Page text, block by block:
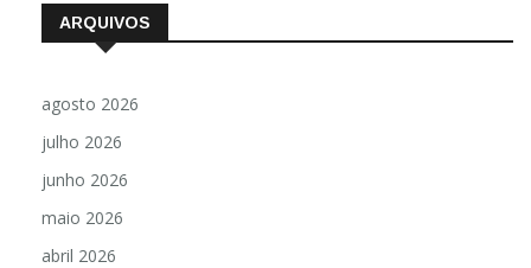
ARQUIVOS
agosto 2026
julho 2026
junho 2026
maio 2026
abril 2026